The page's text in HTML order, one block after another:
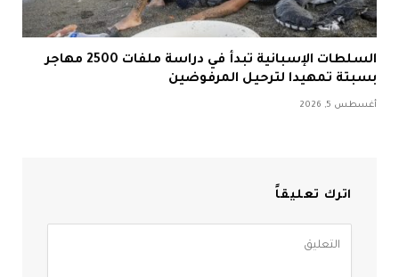
السلطات الإسبانية تبدأ في دراسة ملفات 2500 مهاجر
بسبتة تمهيدا لترحيل المرفوضين
أغسطس 5, 2026
اترك تعليقاً